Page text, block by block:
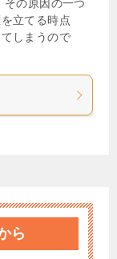
その原因の一つ
立てる時点
しまうので
ら